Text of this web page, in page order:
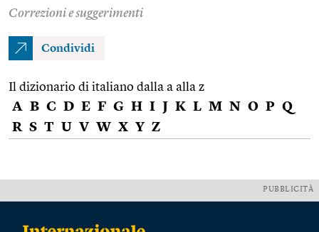
Correzioni e suggerimenti
Condividi
Il dizionario di italiano dalla a alla z
A B C D E F G H I J K L M N O P Q
R S T U V W X Y Z
PUBBLICITÀ